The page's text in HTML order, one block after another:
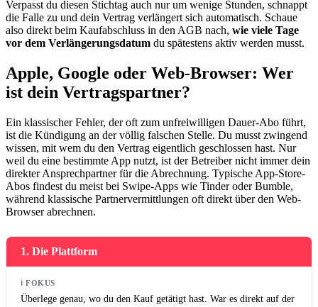
Verpasst du diesen Stichtag auch nur um wenige Stunden, schnappt
die Falle zu und dein Vertrag verlängert sich automatisch. Schaue
also direkt beim Kaufabschluss in den AGB nach, wie viele Tage
vor dem Verlängerungsdatum du spätestens aktiv werden musst.
Apple, Google oder Web-Browser: Wer
ist dein Vertragspartner?
Ein klassischer Fehler, der oft zum unfreiwilligen Dauer-Abo führt,
ist die Kündigung an der völlig falschen Stelle. Du musst zwingend
wissen, mit wem du den Vertrag eigentlich geschlossen hast. Nur
weil du eine bestimmte App nutzt, ist der Betreiber nicht immer dein
direkter Ansprechpartner für die Abrechnung. Typische App-Store-
Abos findest du meist bei Swipe-Apps wie Tinder oder Bumble,
während klassische Partnervermittlungen oft direkt über den Web-
Browser abrechnen.
1. Die Plattform
ℹ️ FOKUS
Überlege genau, wo du den Kauf getätigt hast. War es direkt auf der